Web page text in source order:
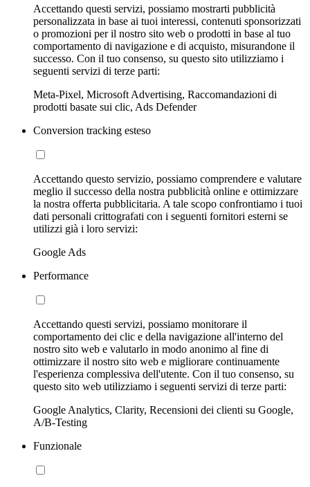
Accettando questi servizi, possiamo mostrarti pubblicità
personalizzata in base ai tuoi interessi, contenuti sponsorizzati
o promozioni per il nostro sito web o prodotti in base al tuo
comportamento di navigazione e di acquisto, misurandone il
successo. Con il tuo consenso, su questo sito utilizziamo i
seguenti servizi di terze parti:
Meta-Pixel, Microsoft Advertising, Raccomandazioni di
prodotti basate sui clic, Ads Defender
Conversion tracking esteso
Accettando questo servizio, possiamo comprendere e valutare
meglio il successo della nostra pubblicità online e ottimizzare
la nostra offerta pubblicitaria. A tale scopo confrontiamo i tuoi
dati personali crittografati con i seguenti fornitori esterni se
utilizzi già i loro servizi:
Google Ads
Performance
Accettando questi servizi, possiamo monitorare il
comportamento dei clic e della navigazione all'interno del
nostro sito web e valutarlo in modo anonimo al fine di
ottimizzare il nostro sito web e migliorare continuamente
l'esperienza complessiva dell'utente. Con il tuo consenso, su
questo sito web utilizziamo i seguenti servizi di terze parti:
Google Analytics, Clarity, Recensioni dei clienti su Google,
A/B-Testing
Funzionale